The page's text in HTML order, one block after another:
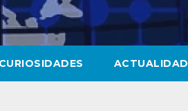
CURIOSIDADES ACTUALIDAD